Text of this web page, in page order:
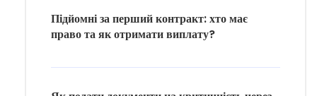
Підйомні за перший контракт: хто має
право та як отримати виплату?